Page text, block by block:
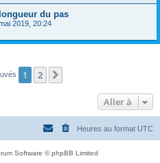
du pas
2019, 20:24
1 2
Aller à
Heures au format UTC
Software © phpBB Limited